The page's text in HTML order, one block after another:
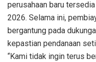
perusahaan baru
2026. Selama ini,
bergantung pada
kepastian pendanaan
“Kami tidak ingin terus